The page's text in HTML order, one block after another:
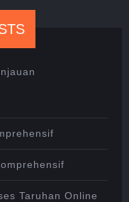
Taruhan Online